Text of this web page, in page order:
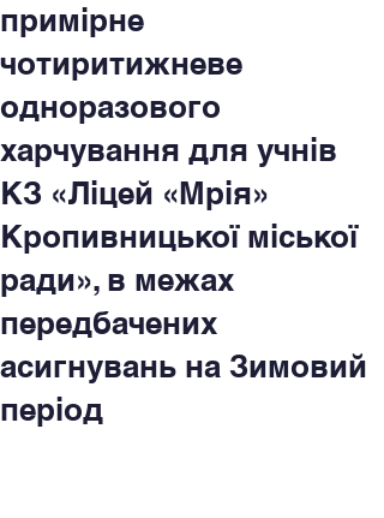
примірне
чотиритижневе
одноразового
харчування для учнів
КЗ «Ліцей «Мрія»
Кропивницької міської
ради», в межах
передбачених
асигнувань на Зимовий
період